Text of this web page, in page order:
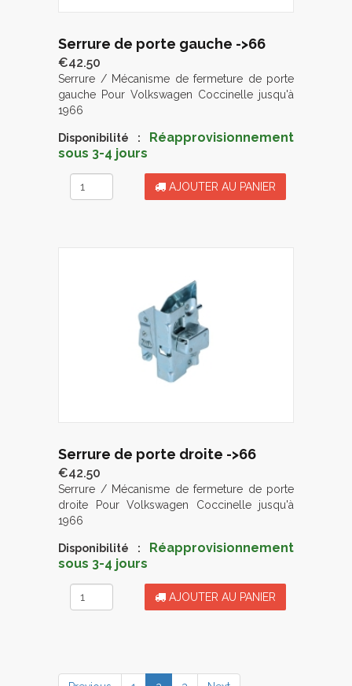
Serrure de porte gauche ->66
€42.50
Serrure / Mécanisme de fermeture de porte
gauche Pour Volkswagen Coccinelle jusqu'à
1966
Disponibilité :
Réapprovisionnement
sous 3-4 jours
AJOUTER AU PANIER
Serrure de porte droite ->66
€42.50
Serrure / Mécanisme de fermeture de porte
droite Pour Volkswagen Coccinelle jusqu'à
1966
Disponibilité :
Réapprovisionnement
sous 3-4 jours
AJOUTER AU PANIER